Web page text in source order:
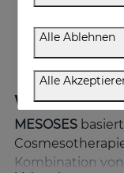
Was
MESOSES
Kombination
Alle Ablehnen
Alle